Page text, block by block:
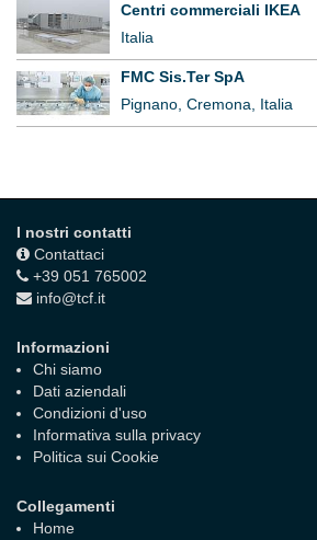
Centri commerciali IKEA
Italia
FMC Sis.Ter SpA
Pignano, Cremona, Italia
I nostri contatti
Contattaci
+39 051 765002
info@tcf.it
Informazioni
Chi siamo
Dati aziendali
Condizioni d'uso
Informativa sulla privacy
Politica sui Cookie
Collegamenti
Home